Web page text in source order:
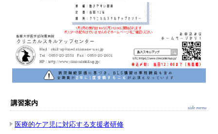
講習案内
医療的ケア児に対応する支援者研修